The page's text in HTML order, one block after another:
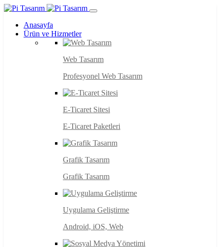
Anasayfa
Ürün ve Hizmetler
Web Tasarım
Profesyonel Web Tasarım
E-Ticaret Sitesi
E-Ticaret Paketleri
Grafik Tasarım
Grafik Tasarım
Uygulama Geliştirme
Android, iOS, Web